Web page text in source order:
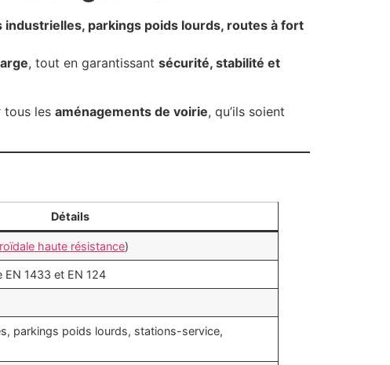
industrielles, parkings poids lourds, routes à fort
, tout en garantissant sécurité, stabilité et
tous les aménagements de voirie, qu’ils soient
Détails
haute résistance)
EN 1433 et EN 124
parkings poids lourds, stations-service,